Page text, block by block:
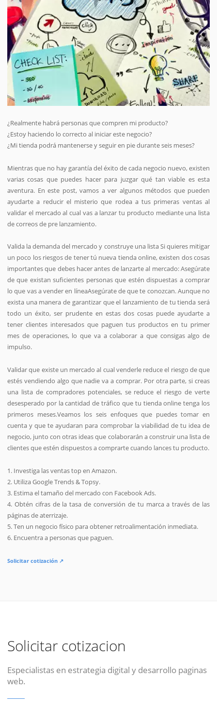
¿Realmente habrá personas que compren mi producto?
¿Estoy haciendo lo correcto al iniciar este negocio?
¿Mi tienda podrá mantenerse y seguir en pie durante seis meses?
Mientras que no hay garantía del éxito de cada negocio nuevo, existen
varias cosas que puedes hacer para juzgar qué tan viable es esta
aventura. En este post, vamos a ver algunos métodos que pueden
ayudarte a reducir el misterio que rodea a tus primeras ventas al
validar el mercado al cual vas a lanzar tu producto mediante una lista
de correos de pre lanzamiento.
Valida la demanda del mercado y construye una lista Si quieres mitigar
un poco los riesgos de tener tú nueva tienda online, existen dos cosas
importantes que debes hacer antes de lanzarte al mercado: Asegúrate
de que existan suficientes personas que estén dispuestas a comprar
lo que vas a vender en líneaAsegúrate de que te conozcan. Aunque no
exista una manera de garantizar que el lanzamiento de tu tienda será
todo un éxito, ser prudente en estas dos cosas puede ayudarte a
tener clientes interesados que paguen tus productos en tu primer
mes de operaciones, lo que va a colaborar a que consigas algo de
impulso.
Validar que existe un mercado al cual venderle reduce el riesgo de que
estés vendiendo algo que nadie va a comprar. Por otra parte, si creas
una lista de compradores potenciales, se reduce el riesgo de verte
desesperado por la cantidad de tráfico que tu tienda online tenga los
primeros meses.Veamos los seis enfoques que puedes tomar en
cuenta y que te ayudaran para comprobar la viabilidad de tu idea de
negocio, junto con otras ideas que colaborarán a construir una lista de
clientes que estén dispuestos a comprarte cuando lances tu producto.
1. Investiga las ventas top en Amazon.
2. Utiliza Google Trends & Topsy.
3. Estima el tamaño del mercado con Facebook Ads.
4. Obtén cifras de la tasa de conversión de tu marca a través de las
páginas de aterrizaje.
5. Ten un negocio físico para obtener retroalimentación inmediata.
6. Encuentra a personas que paguen.
Solicitar cotización ↗
Solicitar cotizacion
Especialistas en estrategia digital y desarrollo paginas
web.